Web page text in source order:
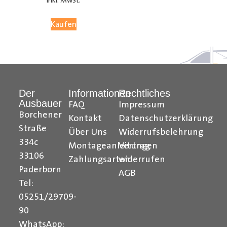
auch auf unseremYouTube Kanaleinfach und
Ihr Team von Der Ausbauer
Formularbeginn
Kaufen
Der
Ausbauer
Borchener
Straße
334c
33106
Paderborn
Tel:
05251/29709-
90
WhatsApp:
Informationen
FAQ
Kontakt
Über Uns
Montageanleitungen
Zahlungsarten
Rechtliches
Impressum
Datenschutzerklärung
Widerrufsbelehrung
Vertrag
widerrufen
AGB